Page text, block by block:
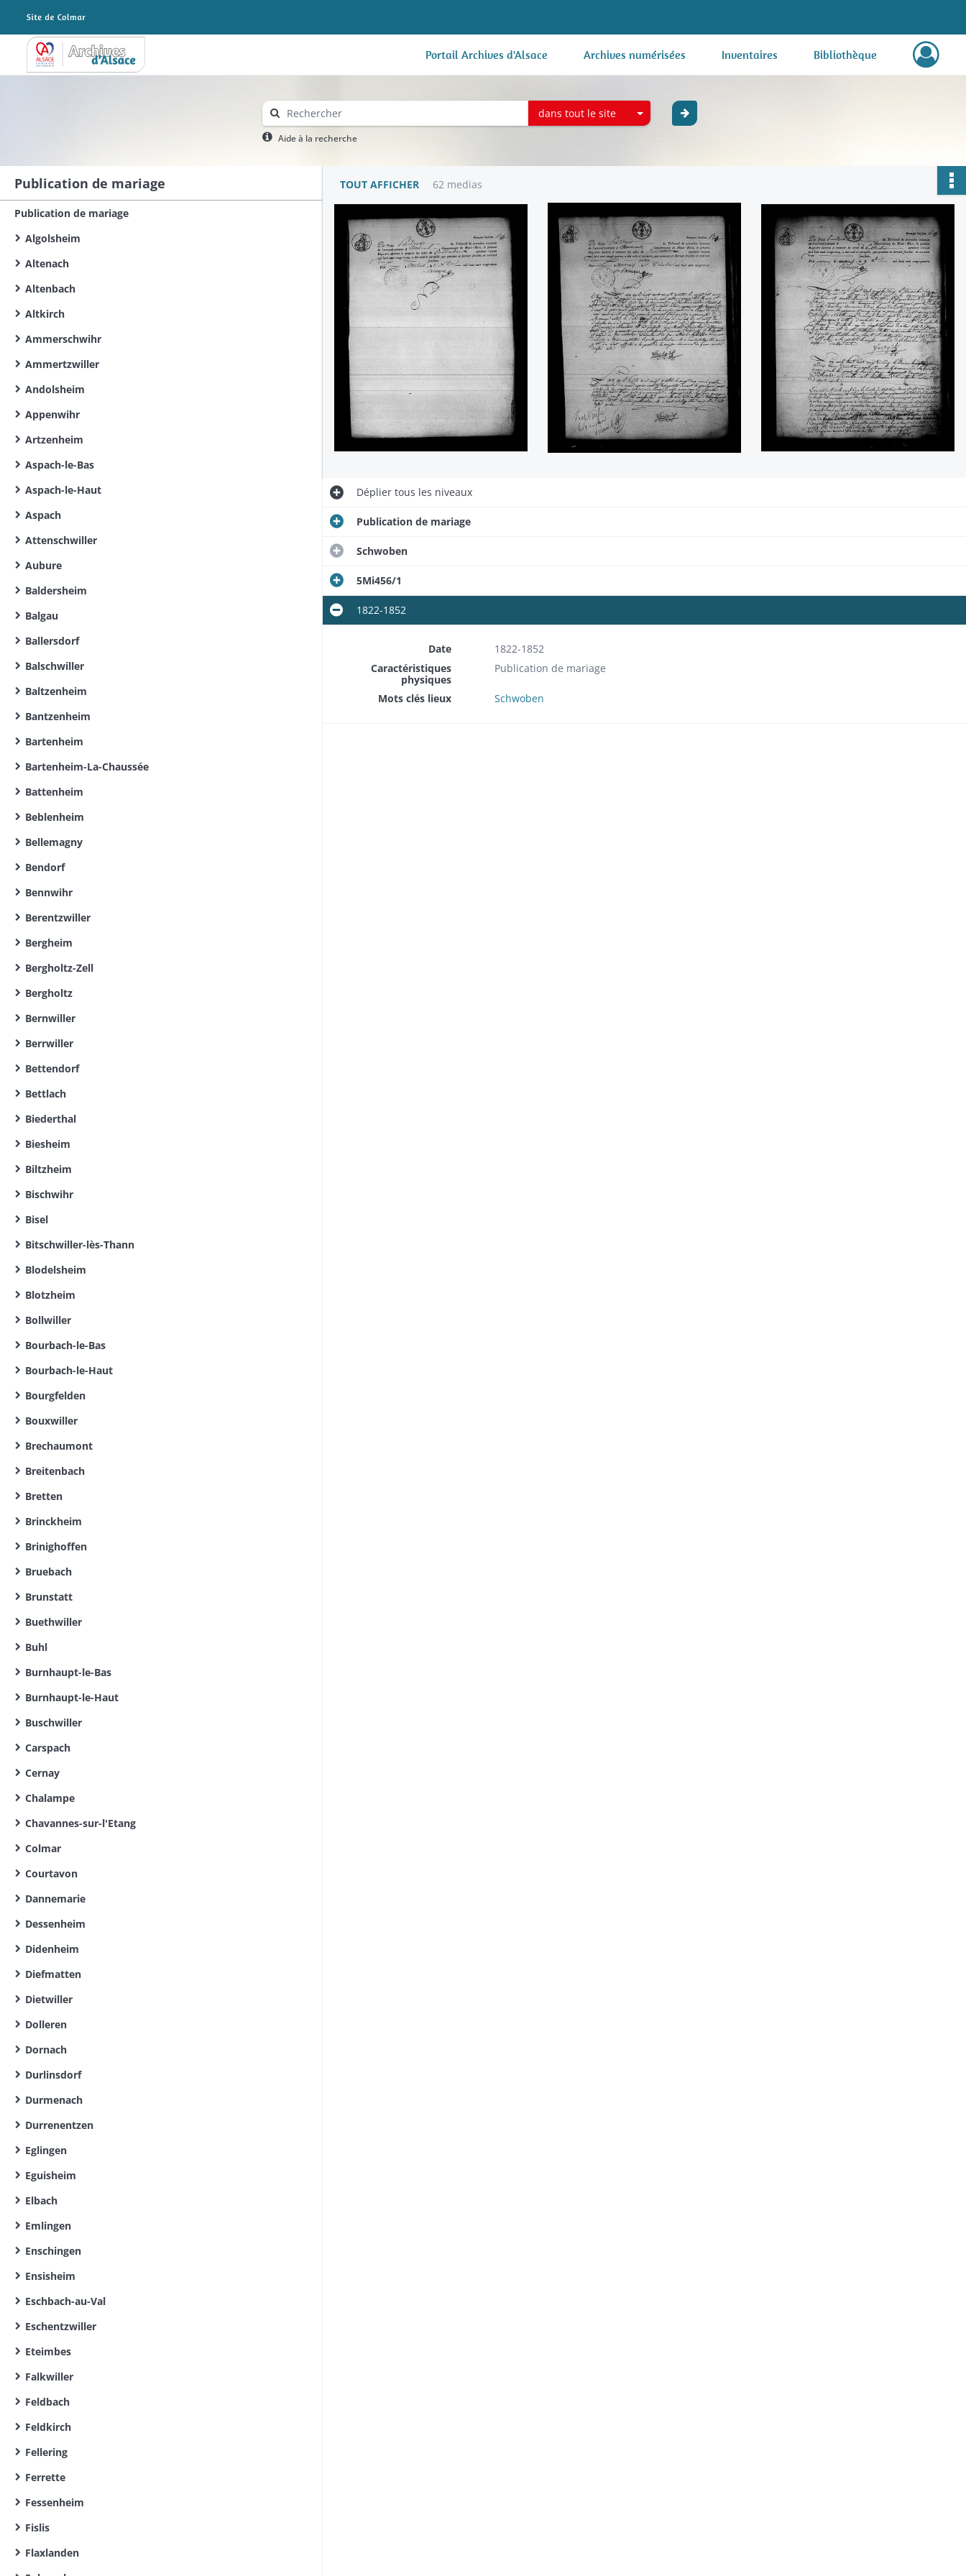
Archives Alsace - Colmar Portail Archives d'Alsace Archives numérisées Inventaires Bibliothèque
dans tout le site
Aide à la recherche
Publication de mariage
Publication de mariage
Algolsheim
Altenach
Altenbach
Altkirch
Ammerschwihr
Ammertzwiller
Andolsheim
Appenwihr
Artzenheim
Aspach-le-Bas
Aspach-le-Haut
Aspach
Attenschwiller
Aubure
Baldersheim
Balgau
Ballersdorf
Balschwiller
Baltzenheim
Bantzenheim
Bartenheim
Bartenheim-La-Chaussée
Battenheim
Beblenheim
Bellemagny
Bendorf
Bennwihr
Berentzwiller
Bergheim
Bergholtz-Zell
Bergholtz
Bernwiller
Berrwiller
Bettendorf
Bettlach
Biederthal
Biesheim
Biltzheim
Bischwihr
Bisel
Bitschwiller-lès-Thann
Blodelsheim
Blotzheim
Bollwiller
Bourbach-le-Bas
Bourbach-le-Haut
Bourgfelden
Bouxwiller
Brechaumont
Breitenbach
Bretten
Brinckheim
Brinighoffen
Bruebach
Brunstatt
Buethwiller
Buhl
Burnhaupt-le-Bas
Burnhaupt-le-Haut
Buschwiller
Carspach
Cernay
Chalampe
Chavannes-sur-l'Etang
Colmar
Courtavon
Dannemarie
Dessenheim
Didenheim
Diefmatten
Dietwiller
Dolleren
Dornach
Durlinsdorf
Durmenach
Durrenentzen
Eglingen
Eguisheim
Elbach
Emlingen
Enschingen
Ensisheim
Eschbach-au-Val
Eschentzwiller
Eteimbes
Falkwiller
Feldbach
Feldkirch
Fellering
Ferrette
Fessenheim
Fislis
Flaxlanden
TOUT AFFICHER 62 medias
Dépliertous les niveaux
Publication de mariage
Schwoben
5Mi456/1
1822-1852
Date
1822-1852
Caractéristiques
physiques
Publication de mariage
Mots clés lieux Schwoben